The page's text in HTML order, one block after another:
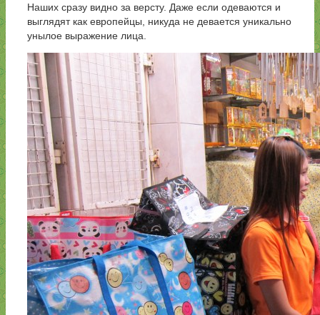
Наших сразу видно за версту. Даже если одеваются и
выглядят как европейцы, никуда не девается уникально
унылое выражение лица.